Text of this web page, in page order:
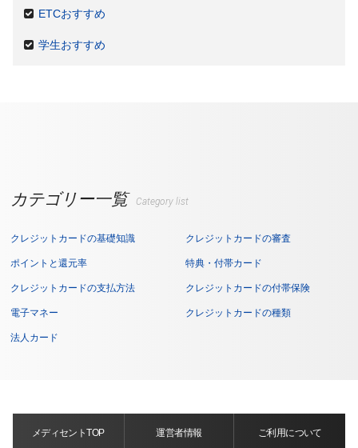
ETCおすすめ
学生おすすめ
カテゴリー一覧 Category list
クレジットカードの基礎知識 クレジットカードの審査
ポイントと還元率 特典・付帯カード
クレジットカードの支払方法 クレジットカードの付帯保険
電子マネー クレジットカードの種類
法人カード
メディセントTOP 運営者情報 ご利用について